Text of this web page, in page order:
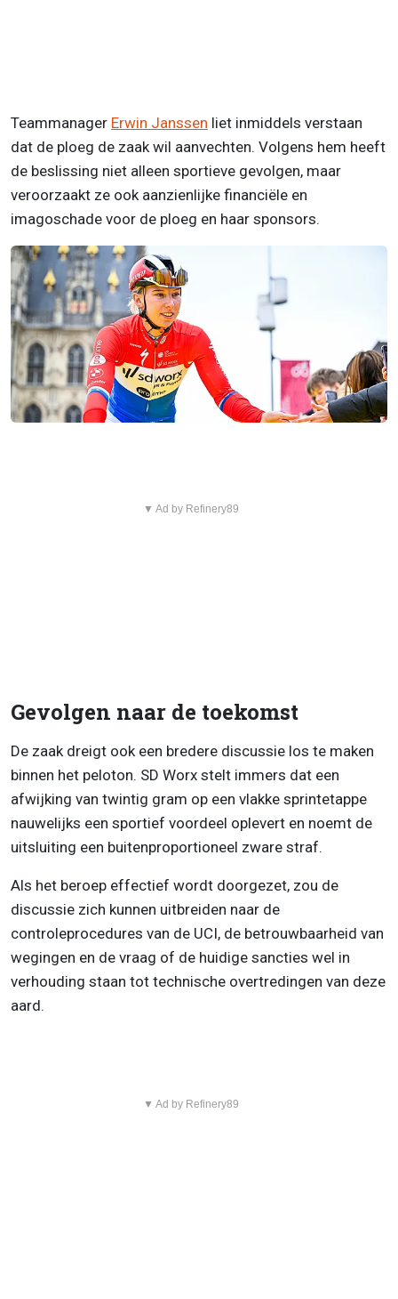
Teammanager Erwin Janssen liet inmiddels verstaan
dat de ploeg de zaak wil aanvechten. Volgens hem heeft
de beslissing niet alleen sportieve gevolgen, maar
veroorzaakt ze ook aanzienlijke financiële en
imagoschade voor de ploeg en haar sponsors.
▼ Ad by Refinery89
Gevolgen naar de toekomst
De zaak dreigt ook een bredere discussie los te maken
binnen het peloton. SD Worx stelt immers dat een
afwijking van twintig gram op een vlakke sprintetappe
nauwelijks een sportief voordeel oplevert en noemt de
uitsluiting een buitenproportioneel zware straf.
Als het beroep effectief wordt doorgezet, zou de
discussie zich kunnen uitbreiden naar de
controleprocedures van de UCI, de betrouwbaarheid van
wegingen en de vraag of de huidige sancties wel in
verhouding staan tot technische overtredingen van deze
aard.
▼ Ad by Refinery89